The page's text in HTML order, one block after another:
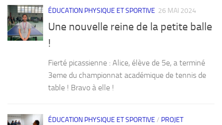
ÉDUCATION PHYSIQUE ET SPORTIVE 26 MAI 2024
Une nouvelle reine de la petite balle
!
Fierté picassienne : Alice, élève de 5e, a terminé
3eme du championnat académique de tennis de
table ! Bravo à elle !
ÉDUCATION PHYSIQUE ET SPORTIVE / PROJET